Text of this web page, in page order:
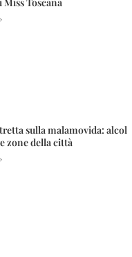
sulla malamovida: alcol
zone della città